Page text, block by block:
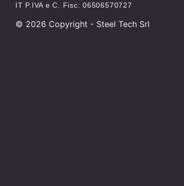
IT P.IVA e C. Fisc: 06506570727
© 2026 Copyright - Steel Tech Srl